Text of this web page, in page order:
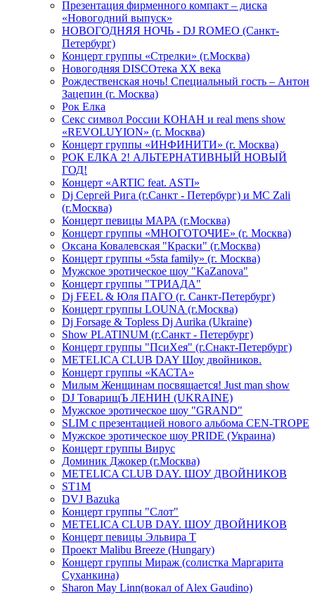
Презентация фирменного компакт – диска
«Новогодний выпуск»
НОВОГОДНЯЯ НОЧЬ - DJ ROMEO (Санкт-
Петербург)
Концерт группы «Стрелки» (г.Москва)
Новогодняя DISCOтека ХХ века
Рождественская ночь! Специальный гость – Антон
Зацепин (г. Москва)
Рок Елка
Секс символ России КОНАН и real mens show
«REVOLUYION» (г. Москва)
Концерт группы «ИНФИНИТИ» (г. Москва)
РОК ЕЛКА 2! АЛЬТЕРНАТИВНЫЙ НОВЫЙ
ГОД!
Концерт «ARTIC feat. ASTI»
Dj Сергей Рига (г.Санкт - Петербург) и MC Zali
(г.Москва)
Концерт певицы МАРА (г.Москва)
Концерт группы «МНОГОТОЧИЕ» (г. Москва)
Оксана Ковалевская "Краски" (г.Москва)
Концерт группы «5sta family» (г. Москва)
Мужское эротическое шоу "KaZanova"
Концерт группы "ТРИАДА"
Dj FEEL & Юля ПАГО (г. Санкт-Петербург)
Концерт группы LOUNA (г.Москва)
Dj Forsage & Topless Dj Aurika (Ukraine)
Show PLATINUM (г.Санкт - Петербург)
Концерт группы "ПсиХея" (г.Снакт-Петербург)
METELICA CLUB DAY Шоу двойников.
Концерт группы «КАСТА»
Милым Женщинам посвящается! Just man show
DJ ТоварищЪ ЛЕНИН (UKRAINE)
Мужское эротическое шоу "GRAND"
SLIM с презентацией нового альбома CEN-TROPE
Мужское эротическое шоу PRIDE (Украина)
Концерт группы Вирус
Доминик Джокер (г.Москва)
METELICA CLUB DAY. ШОУ ДВОЙНИКОВ
ST1M
DVJ Bazuka
Концерт группы "Слот"
METELICA CLUB DAY. ШОУ ДВОЙНИКОВ
Концерт певицы Эльвира Т
Проект Malibu Breeze (Hungary)
Концерт группы Мираж (солистка Маргарита
Суханкина)
Sharon May Linn(вокал of Alex Gaudino)